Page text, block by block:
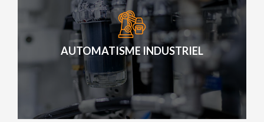
Notre objectif est de maîtriser le cycle de vie d’une
solution informatique complexe, du déploiement à
l’exploitation.
EN SAVOIR PLUS
AUTOMATISME INDUSTRIEL